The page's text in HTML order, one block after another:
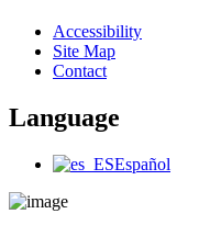
Main
Menu
Accessibility
Site Map
Contact
Language
Main
Español